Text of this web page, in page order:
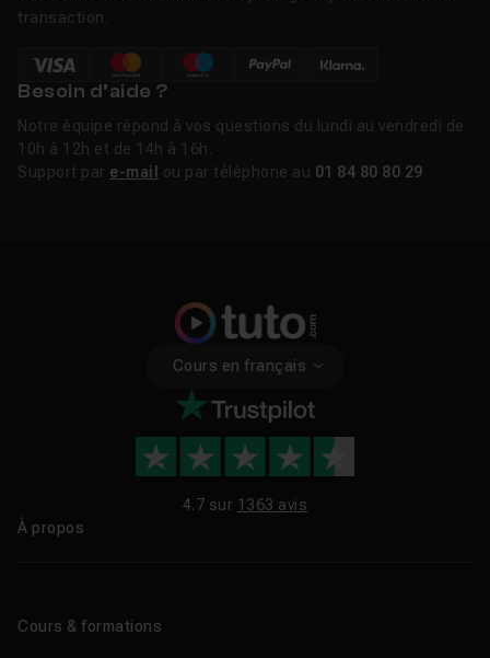
transaction.
Besoin d’aide ?
Notre équipe répond à vos questions du lundi au vendredi de
10h à 12h et de 14h à 16h.
Support par e-mail ou par téléphone au 01 84 80 80 29
Cours en français
4.7 sur 1363 avis
À propos
Cours & formations